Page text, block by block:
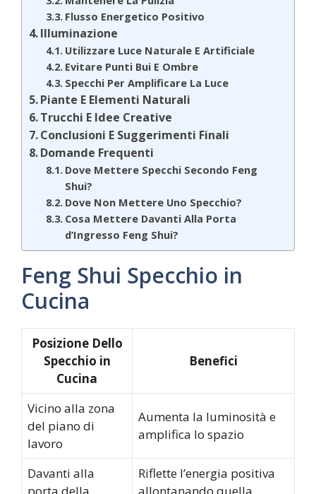
Flusso Energetico Positivo
Illuminazione
Utilizzare Luce Naturale E Artificiale
Evitare Punti Bui E Ombre
Specchi Per Amplificare La Luce
Piante E Elementi Naturali
Trucchi E Idee Creative
Conclusioni E Suggerimenti Finali
Domande Frequenti
Dove Mettere Specchi Secondo Feng
Shui?
Dove Non Mettere Uno Specchio?
Cosa Mettere Davanti Alla Porta
d’Ingresso Feng Shui?
Feng Shui Specchio in
Cucina
Posizione Dello
Specchio in
Cucina
Benefici
Vicino alla zona
del piano di
lavoro
Aumenta la luminosità e
amplifica lo spazio
Davanti alla
porta della
Riflette l’energia positiva
allontanando quella